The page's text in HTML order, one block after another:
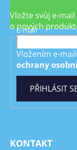
Vložte svůj e-
o nových
E-mail
Vložením e-
ochrany
PŘIHLÁSIT
KONTAKT